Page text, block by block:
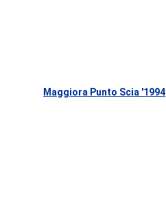
Maggiora Punto Scia '1994